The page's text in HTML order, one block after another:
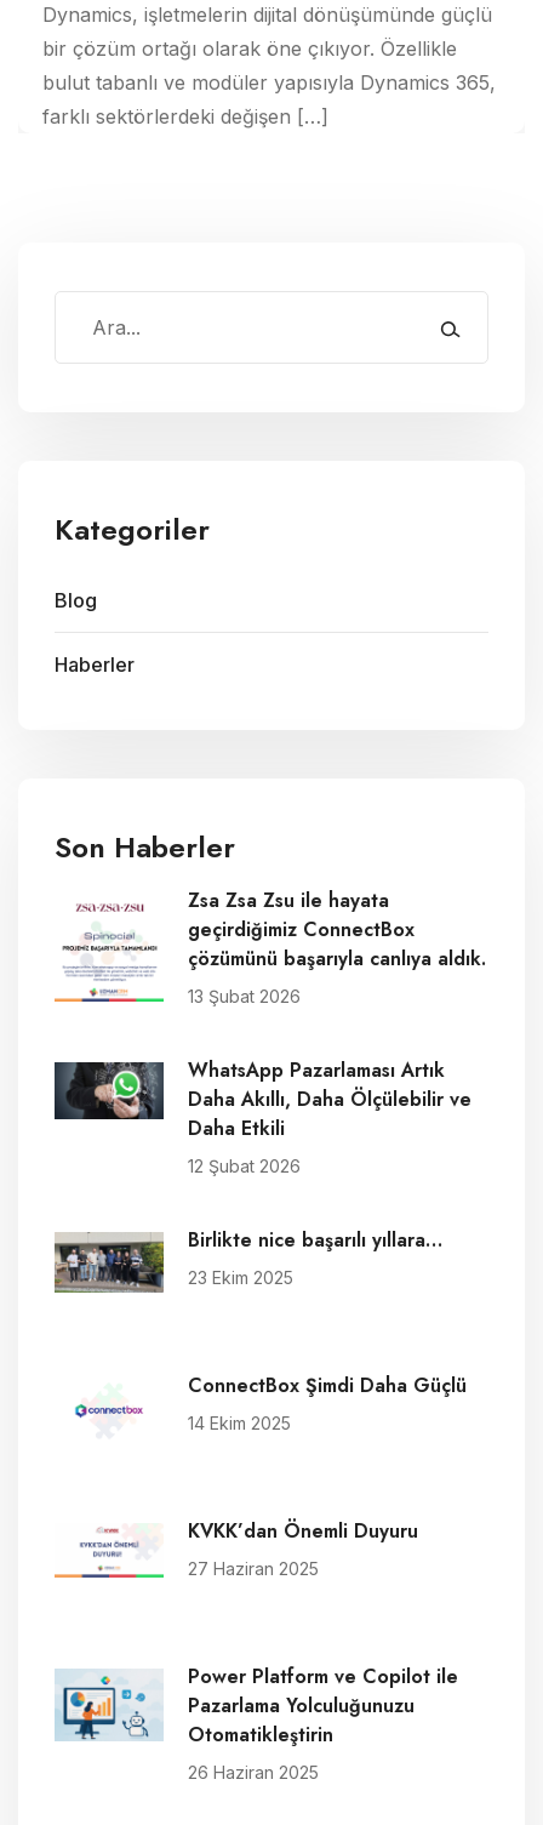
Kategoriler
Blog
Haberler
Son Haberler
Zsa Zsa Zsu ile hayata
geçirdiğimiz ConnectBox
çözümünü başarıyla canlıya aldık.
13 Şubat 2026
WhatsApp Pazarlaması Artık
Daha Akıllı, Daha Ölçülebilir ve
Daha Etkili
12 Şubat 2026
Birlikte nice başarılı yıllara…
23 Ekim 2025
ConnectBox Şimdi Daha Güçlü
14 Ekim 2025
KVKK’dan Önemli Duyuru
27 Haziran 2025
Power Platform ve Copilot ile
Pazarlama Yolculuğunuzu
Otomatikleştirin
26 Haziran 2025
Dynamics, işletmelerin dijital dönüşümünde güçlü
bir çözüm ortağı olarak öne çıkıyor. Özellikle
bulut tabanlı ve modüler yapısıyla Dynamics 365,
farklı sektörlerdeki değişen […]